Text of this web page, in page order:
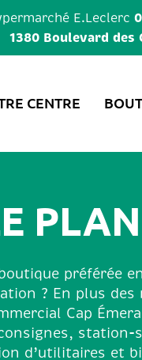
E.Leclerc
1380 Boulevard des
CENTRE
préférée
? En plus
Cap
station-
d’utilitaires et